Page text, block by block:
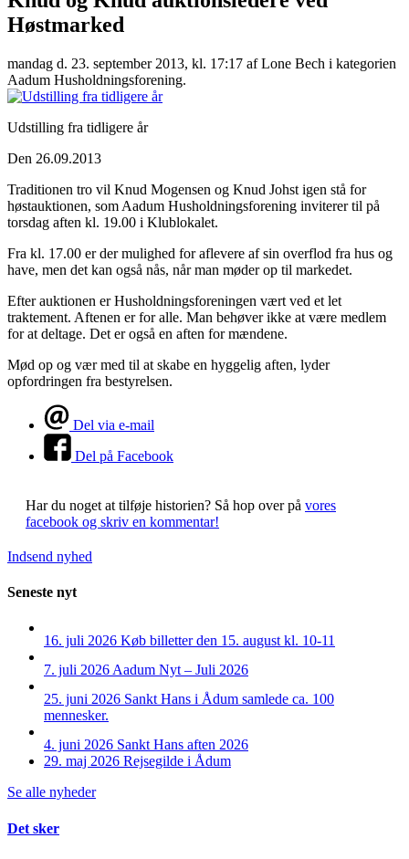
Høstmarked
mandag d. 23. september 2013, kl. 17:17 af Lone Bech i kategorien
Aadum Husholdningsforening.
Udstilling fra tidligere år
Den 26.09.2013
Traditionen tro vil Knud Mogensen og Knud Johst igen stå for
høstauktionen, som Aadum Husholdningsforening inviterer til på
torsdag aften kl. 19.00 i Klublokalet.
Fra kl. 17.00 er der mulighed for aflevere af sin overflod fra hus og
have, men det kan også nås, når man møder op til markedet.
Efter auktionen er Husholdningsforeningen vært ved et let
traktement. Aftenen er for alle. Man behøver ikke at være medlem
for at deltage. Det er også en aften for mændene.
Mød op og vær med til at skabe en hyggelig aften, lyder
opfordringen fra bestyrelsen.
Del via e-mail
Del på Facebook
Har du noget at tilføje historien? Så hop over på vores
facebook og skriv en kommentar!
Indsend nyhed
Seneste nyt
16. juli 2026 Køb billetter den 15. august kl. 10-11
7. juli 2026 Aadum Nyt – Juli 2026
25. juni 2026 Sankt Hans i Ådum samlede ca. 100
mennesker.
4. juni 2026 Sankt Hans aften 2026
29. maj 2026 Rejsegilde i Ådum
Se alle nyheder
Det sker